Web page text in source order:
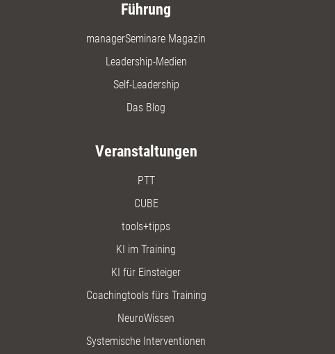
Führung
managerSeminare Magazin
Leadership-Medien
Self-Leadership
Das Blog
Veranstaltungen
PTT
CUBE
tools+tipps
KI im Training
KI für Einsteiger
Coachingtools fürs Training
NeuroWissen
Systemische Interventionen